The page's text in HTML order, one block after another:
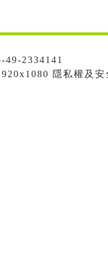
49-2334141
隱私權及安